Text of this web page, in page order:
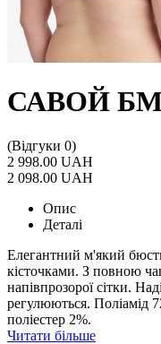
САВОЙ БМ
(Відгуки 0)
2 998.00 UAH
2 098.00 UAH
Опис
Деталі
Елегантний м'який
кісточками. З повною
напівпрозорої сітки.
регулюються. Поліамід
поліестер 2%.
Читати більше